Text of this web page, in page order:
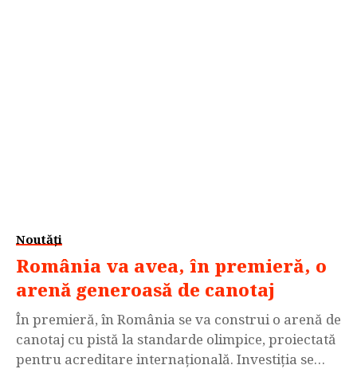
Noutăți
România va avea, în premieră, o
arenă generoasă de canotaj
În premieră, în România se va construi o arenă de
canotaj cu pistă la standarde olimpice, proiectată
pentru acreditare internațională. Investiția se